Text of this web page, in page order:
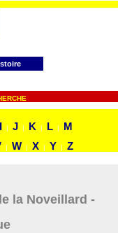
I | J | K | L |
M
| W | X | Y | Z
la Noveillard -